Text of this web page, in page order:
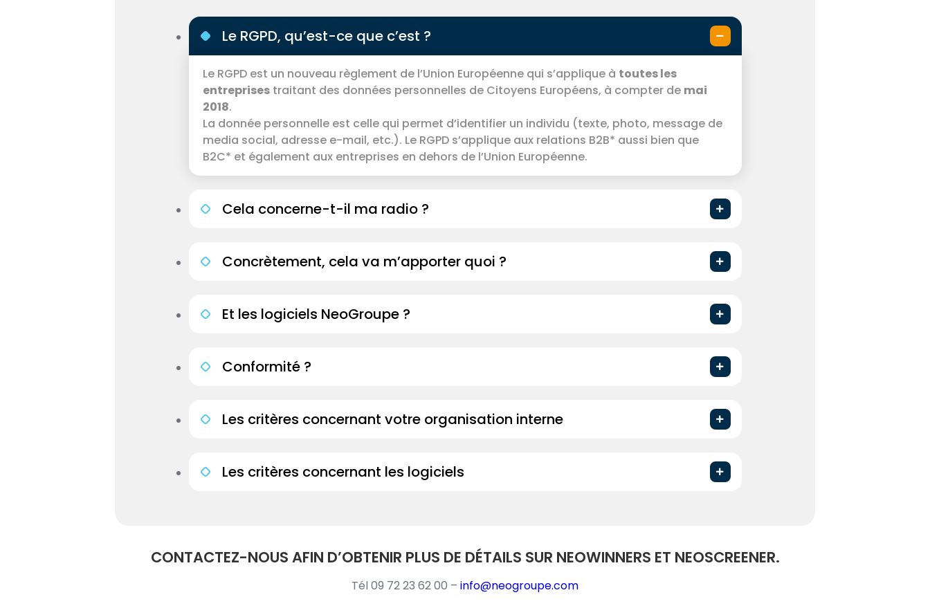
Le RGPD, qu’est-ce que c’est ?
Le RGPD est un nouveau règlement de l’Union Européenne qui s’applique à toutes les
entreprisestraitant des données personnelles de Citoyens Européens, à compter de mai
2018.
La donnée personnelle est celle qui permet d’identifier un individu (texte, photo, message de
media social, adresse e-mail, etc.). Le RGPD s’applique aux relations B2B* aussi bien que
B2C* et également aux entreprises en dehors de l’Union Européenne.
Cela concerne-t-il ma radio ?
Concrètement, cela va m’apporter quoi ?
Et les logiciels NeoGroupe ?
Conformité ?
Les critères concernant votre organisation interne
Les critères concernant les logiciels
CONTACTEZ-NOUS AFIN D’OBTENIR PLUS DE DÉTAILS SUR NEOWINNERS ET NEOSCREENER.
Tél 09 72 23 62 00 – info@neogroupe.com